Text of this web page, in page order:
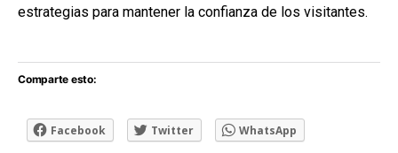
estrategias para mantener la confianza de los visitantes.
Comparte esto:
Facebook Twitter WhatsApp